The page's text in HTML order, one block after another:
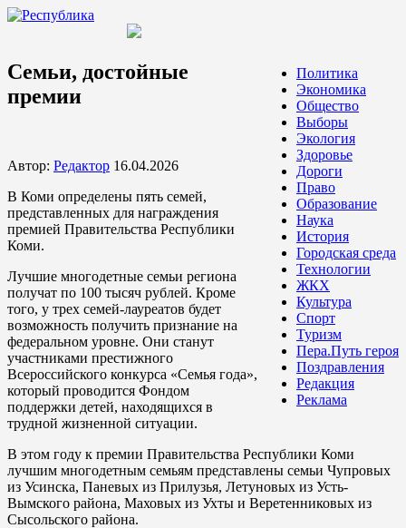
Политика
Экономика
Общество
Выборы
Экология
Здоровье
Дороги
Право
Образование
Наука
История
Городская среда
Технологии
ЖКХ
Культура
Спорт
Туризм
Пера.Путь героя
Поздравления
Редакция
Реклама
Семьи, достойные
премии
Автор: Редактор 16.04.2026
В Коми определены пять семей,
представленных для награждения
премией Правительства Республики
Коми.
Лучшие многодетные семьи региона
получат по 100 тысяч рублей. Кроме
того, у трех семей-лауреатов будет
возможность получить признание на
федеральном уровне. Они станут
участниками престижного
Всероссийского конкурса «Семья года»,
который проводится Фондом
поддержки детей, находящихся в
трудной жизненной ситуации.
В этом году к премии Правительства Республики Коми
лучшим многодетным семьям представлены семьи Чупровых
из Усинска, Паневых из Прилузья, Летуновых из Усть-
Вымского района, Маховых из Ухты и Веретенниковых из
Сысольского района.